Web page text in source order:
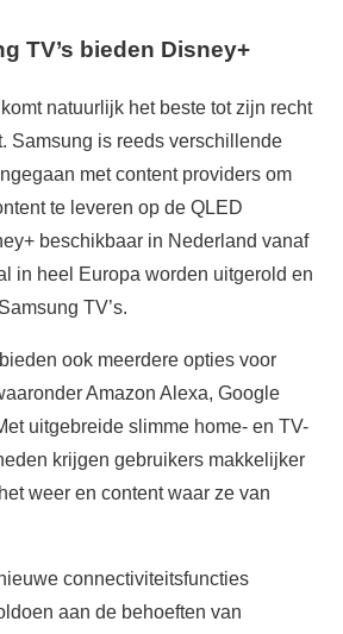
TV’s bieden Disney+
natuurlijk het beste tot zijn recht
Samsung is reeds verschillende
met content providers om
te leveren op de QLED
beschikbaar in Nederland vanaf
in heel Europa worden uitgerold en
TV’s.
ook meerdere opties voor
Amazon Alexa, Google
uitgebreide slimme home- en TV-
krijgen gebruikers makkelijker
weer en content waar ze van
connectiviteitsfuncties
aan de behoeften van